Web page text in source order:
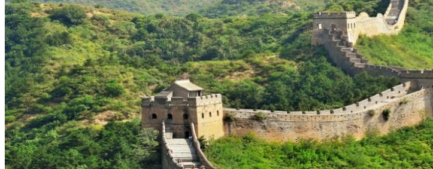
Guangxi 广西
Guizhou 贵州
Hubei
Sichuan 四川
Tibet 西藏
Yunnan 云南
Circuits
Organisation
Circuits sur mesure
Nos Petits Groupes
Ambiance
Classique et incontournables
Culture & expériences
Nature et grands paysages
Famille et enfants